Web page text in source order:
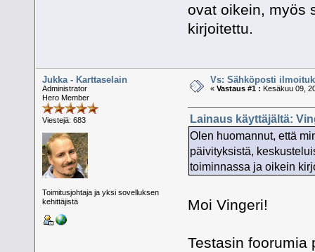
ovat oikein, myös
kirjoitettu.
Jukka - Karttaselain
Administrator
Hero Member
Viestejä: 683
Toimitusjohtaja ja yksi sovelluksen
kehittäjistä
Vs: Sähköposti
«Vastaus #1 : Kesäkuu 09,
Lainaus käyttäjältä:
Olen huomannut, että
päivityksistä,
toiminnassa ja oikein
Moi Vingeri!
Testasin foorumia